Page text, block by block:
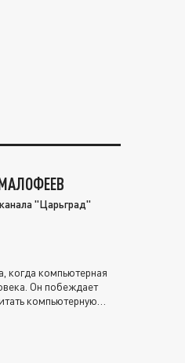
"Царьград"
когда компьютерная
Он побеждает
компьютерную